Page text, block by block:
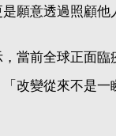
願意透過照顧他
當前全球正面
改變從來不是